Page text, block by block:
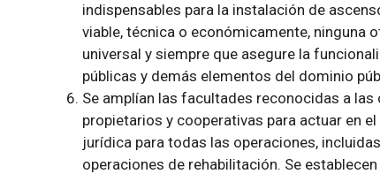
indispensables para la instalación de
viable, técnica o económicamente, ninguna
universal y siempre que asegure la
públicas y demás elementos del dominio
Se amplían las facultades reconocidas a
propietarios y cooperativas para actuar en
jurídica para todas las operaciones,
operaciones de rehabilitación. Se